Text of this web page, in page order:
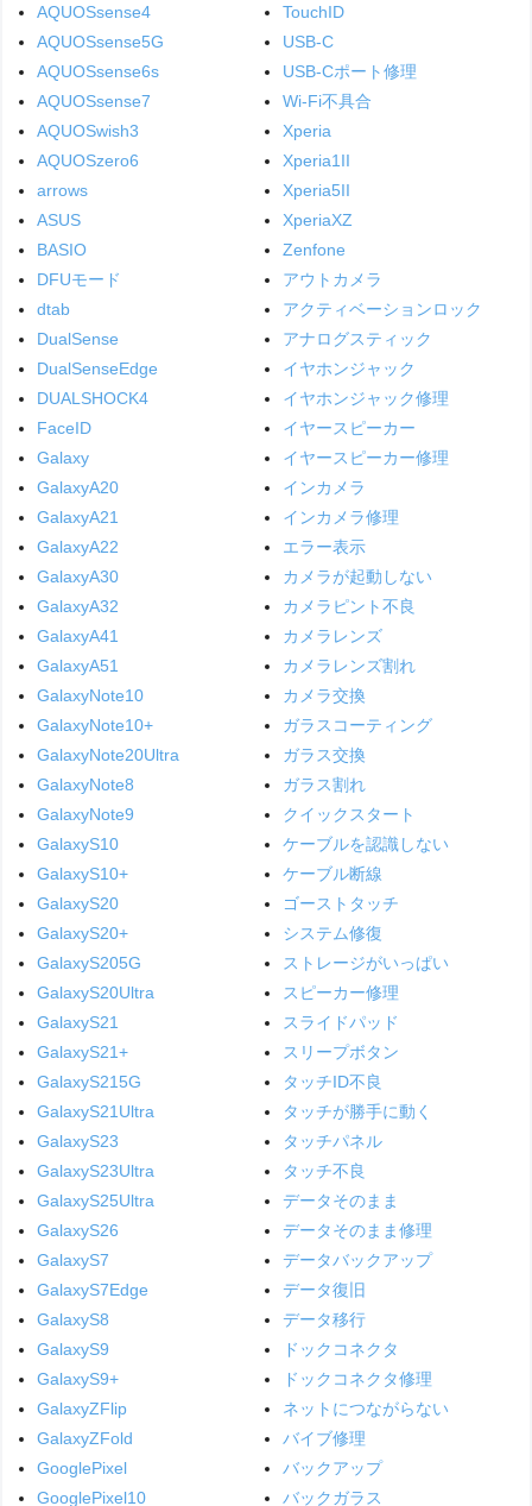
AQUOSsense4
AQUOSsense5G
AQUOSsense6s
AQUOSsense7
AQUOSwish3
AQUOSzero6
arrows
ASUS
BASIO
DFUモード
dtab
DualSense
DualSenseEdge
DUALSHOCK4
FaceID
Galaxy
GalaxyA20
GalaxyA21
GalaxyA22
GalaxyA30
GalaxyA32
GalaxyA41
GalaxyA51
GalaxyNote10
GalaxyNote10+
GalaxyNote20Ultra
GalaxyNote8
GalaxyNote9
GalaxyS10
GalaxyS10+
GalaxyS20
GalaxyS20+
GalaxyS205G
GalaxyS20Ultra
GalaxyS21
GalaxyS21+
GalaxyS215G
GalaxyS21Ultra
GalaxyS23
GalaxyS23Ultra
GalaxyS25Ultra
GalaxyS26
GalaxyS7
GalaxyS7Edge
GalaxyS8
GalaxyS9
GalaxyS9+
GalaxyZFlip
GalaxyZFold
GooglePixel
GooglePixel10
TouchID
USB-C
USB-Cポート修理
Wi-Fi不具合
Xperia
Xperia1II
Xperia5II
XperiaXZ
Zenfone
アウトカメラ
アクティベーションロック
アナログスティック
イヤホンジャック
イヤホンジャック修理
イヤースピーカー
イヤースピーカー修理
インカメラ
インカメラ修理
エラー表示
カメラが起動しない
カメラピント不良
カメラレンズ
カメラレンズ割れ
カメラ交換
ガラスコーティング
ガラス交換
ガラス割れ
クイックスタート
ケーブルを認識しない
ケーブル断線
ゴーストタッチ
システム修復
ストレージがいっぱい
スピーカー修理
スライドパッド
スリープボタン
タッチID不良
タッチが勝手に動く
タッチパネル
タッチ不良
データそのまま
データそのまま修理
データバックアップ
データ復旧
データ移行
ドックコネクタ
ドックコネクタ修理
ネットにつながらない
バイブ修理
バックアップ
バックガラス